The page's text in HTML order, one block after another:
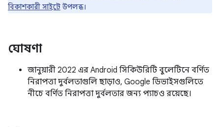
বিকাশকারী সাইটে উপলব্ধ।
ঘোষণা
জানুয়ারী 2022 এর Android সিকিউরিটি বুলেটিনে বর্ণিত
নিরাপত্তা দুর্বলতাগুলি ছাড়াও, Google ডিভাইসগুলিতে
নীচে বর্ণিত নিরাপত্তা দুর্বলতার জন্য প্যাচও রয়েছে।